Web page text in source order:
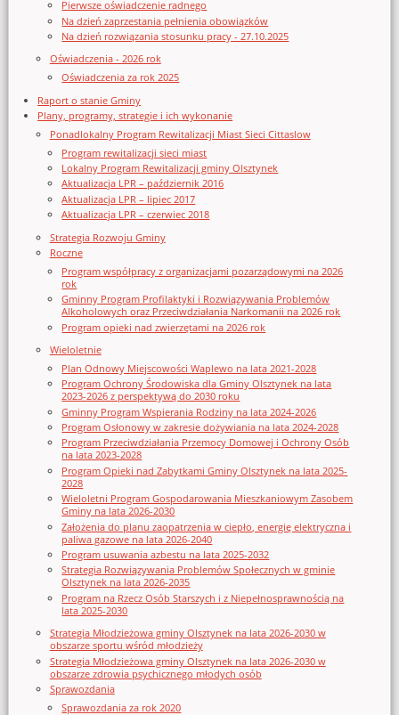
Pierwsze oświadczenie radnego
Na dzień zaprzestania pełnienia obowiązków
Na dzień rozwiązania stosunku pracy - 27.10.2025
Oświadczenia - 2026 rok
Oświadczenia za rok 2025
Raport o stanie Gminy
Plany, programy, strategie i ich wykonanie
Ponadlokalny Program Rewitalizacji Miast Sieci Cittaslow
Program rewitalizacji sieci miast
Lokalny Program Rewitalizacji gminy Olsztynek
Aktualizacja LPR – październik 2016
Aktualizacja LPR – lipiec 2017
Aktualizacja LPR – czerwiec 2018
Strategia Rozwoju Gminy
Roczne
Program współpracy z organizacjami pozarządowymi na 2026
rok
Gminny Program Profilaktyki i Rozwiązywania Problemów
Alkoholowych oraz Przeciwdziałania Narkomanii na 2026 rok
Program opieki nad zwierzętami na 2026 rok
Wieloletnie
Plan Odnowy Miejscowości Waplewo na lata 2021-2028
Program Ochrony Środowiska dla Gminy Olsztynek na lata
2023-2026 z perspektywą do 2030 roku
Gminny Program Wspierania Rodziny na lata 2024-2026
Program Osłonowy w zakresie dożywiania na lata 2024-2028
Program Przeciwdziałania Przemocy Domowej i Ochrony Osób
na lata 2023-2028
Program Opieki nad Zabytkami Gminy Olsztynek na lata 2025-
2028
Wieloletni Program Gospodarowania Mieszkaniowym Zasobem
Gminy na lata 2026-2030
Założenia do planu zaopatrzenia w ciepło, energię elektryczna i
paliwa gazowe na lata 2026-2040
Program usuwania azbestu na lata 2025-2032
Strategia Rozwiązywania Problemów Społecznych w gminie
Olsztynek na lata 2026-2035
Program na Rzecz Osób Starszych i z Niepełnosprawnością na
lata 2025-2030
Strategia Młodzieżowa gminy Olsztynek na lata 2026-2030 w
obszarze sportu wśród młodzieży
Strategia Młodzieżowa gminy Olsztynek na lata 2026-2030 w
obszarze zdrowia psychicznego młodych osób
Sprawozdania
Sprawozdania za rok 2020